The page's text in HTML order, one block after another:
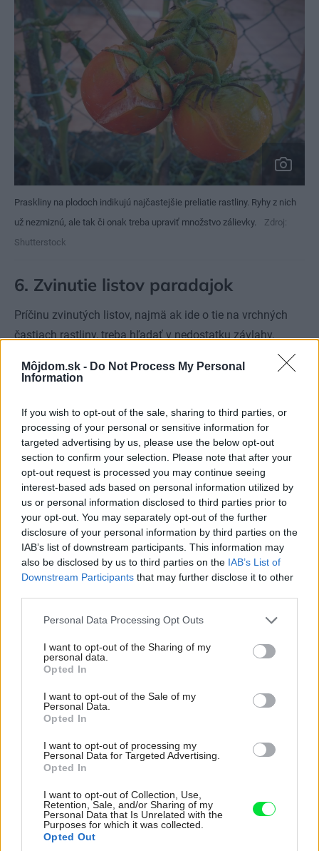
Môjdom.sk - Do Not Process My Personal
Information
If you wish to opt-out of the sale, sharing to third parties, or
processing of your personal or sensitive information for
targeted advertising by us, please use the below opt-out
section to confirm your selection. Please note that after your
opt-out request is processed you may continue seeing
interest-based ads based on personal information utilized by
us or personal information disclosed to third parties prior to
your opt-out. You may separately opt-out of the further
disclosure of your personal information by third parties on the
IAB’s list of downstream participants. This information may
also be disclosed by us to third parties on the IAB’s List of
Downstream Participants that may further disclose it to other
Please note that this website/app uses one or more Google
not limited to your visit or usage behaviour. You may click to
grant or deny consent to Google and its third-party tags to
use your data for below specified purposes in below Google
consent section.
Personal Data Processing Opt Outs
I want to opt-out of the Sharing of my
personal data.
Opted In
I want to opt-out of the Sale of my
Personal Data.
Opted In
I want to opt-out of processing my
Personal Data for Targeted Advertising.
Opted In
I want to opt-out of Collection, Use,
Retention, Sale, and/or Sharing of my
Personal Data that Is Unrelated with the
Purposes for which it was collected.
Opted Out
Praskliny na plodoch indikujú najčastejšie preliatie rastliny. Ryhy z nich
už nezmiznú, ale tak či onak treba upraviť množstvo zálievky.
Zdroj:
Shutterstock
6. Zvinutie listov paradajok
Príčinu zvinutých listov, najmä ak ide o tie na vrchných
častiach rastliny, treba hľadať v nedostatku závlahy.
Rastlina sa takto chráni pred vyparením vody. Listy sa
však po zálievke sa zvyknú narovnať.
Ďalším dôvodom môže byť stres pochádzajúci zo
striedania teplôt či intenzívneho slnečného žiarenia. Listy
sa na slnku zvinú viac, ako v tieni. V tomto prípade opäť
pomôže zatienenie pomocou priedušného materiálu.
Prečítajte si tiež
7 tipov proti škodcom v záhrade
bez chémie
zvané stolburPrenášajú ho cikády, pričom zdrojom
nákazy býva pupenec roľný, teda bežná burina. Na
postihnutej rastline môžu byť listy až skrútené a akoby
cikádam. Ak je však rastlina postihnutá výrazne, je
možné, že sa jej už nebude dať pomôcť.
Za nerovnými listami môžu byť aj vošky, pod vplyvom
pomôžete chemickým postrekom, ale aj domácimi
prostriedkami, napríklad cibuľovo-cesnakovým odvarom.
Recept je jednoduchý – rozotrite 40 g cesnaku, pridajte